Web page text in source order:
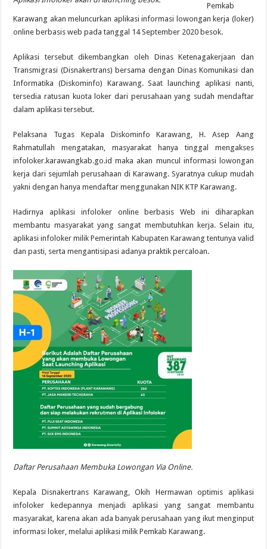
Pemkab
Karawang akan meluncurkan aplikasi informasi lowongan kerja (loker)
online berbasis web pada tanggal 14 September 2020 besok‎.
Aplikasi tersebut dikembangkan oleh Dinas Ketenagakerjaan dan
Transmigrasi (Disnakertrans) bersama dengan Dinas Komunikasi dan
Informatika (Diskominfo) Karawang. ‎Saat launching aplikasi nanti,
tersedia ratusan kuota loker dari perusahaan yang sudah mendaftar
dalam aplikasi tersebut.
Pelaksana Tugas Kepala Diskominfo Karawang, H. Asep Aang
Rahmatullah mengatakan, masyarakat hanya tinggal mengakses
infoloker.karawangkab.go.id maka akan muncul informasi lowongan
kerja dari sejumlah perusahaan di Karawang. Syaratnya cukup mudah
yakni dengan hanya mendaftar menggunakan NIK KTP Karawang.
Hadirnya aplikasi infoloker online berbasis Web ini diharapkan
membantu masyarakat yang sangat membutuhkan kerja. Selain itu,
aplikasi infoloker milik Pemerintah Kabupaten Karawang tentunya valid
dan pasti, serta mengantisipasi adanya praktik percaloan.‎
Daftar Perusahaan Membuka Lowongan Via Online.
Kepala Disnakertrans Karawang, Okih Hermawan optimis aplikasi
infoloker kedepannya menjadi aplikasi yang sangat membantu
masyarakat, karena akan ada banyak perusahaan yang ikut menginput
informasi loker, melalui aplikasi milik Pemkab Karawang.